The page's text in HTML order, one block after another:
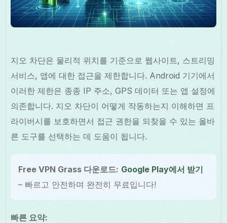
한국어
지오 차단은 물리적 위치를 기준으로 웹사이트, 스트리밍
서비스, 앱에 대한 접근을 제한합니다. Android 기기에서
이러한 제한은 종종 IP 주소, GPS 데이터 또는 앱 설정에
의존합니다. 지오 차단이 어떻게 작동하는지 이해하면 프
라이버시를 보호하면서 접근 권한을 되찾을 수 있는 올바
른 도구를 선택하는 데 도움이 됩니다.
Free VPN Grass 다운로드: Google Play에서 받기
– 빠르고 안전하며 완전히 무료입니다!
빠른 요약: